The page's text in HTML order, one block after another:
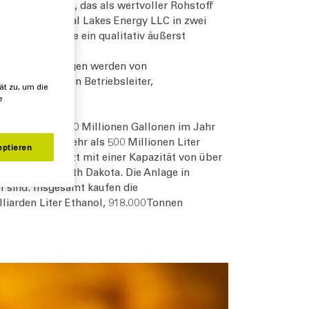
Maisöl, das als wertvoller Rohstoff
sich Glacial Lakes Energy LLC in zwei
erzielen sowie ein qualitativ äußerst
werden.
vier Anlagen werden von
Werk hat einen Betriebsleiter,
sind.
40 Millionen Gallonen im Jahr
derzeit mehr als 500 Millionen Liter
arbeitet jetzt mit einer Kapazität von über
Huron, South Dakota. Die Anlage in
sind. Insgesamt kaufen die
Liter Ethanol, 918.000 Tonnen
zu, um die